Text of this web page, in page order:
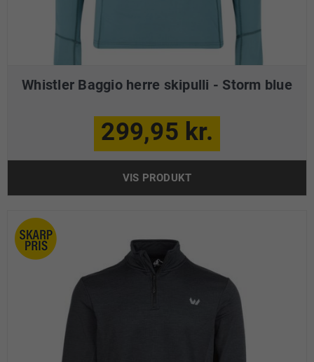
Whistler Baggio herre skipulli - Storm blue
299,95 kr.
VIS PRODUKT